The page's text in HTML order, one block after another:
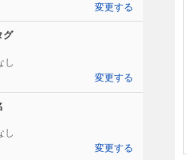
変更する
グ
し
変更する
し
変更する